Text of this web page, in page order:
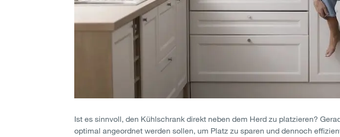
Ist es sinnvoll, den Kühlschrank direkt neben dem Herd zu platzieren?
optimal angeordnet werden sollen, um Platz zu sparen und dennoch